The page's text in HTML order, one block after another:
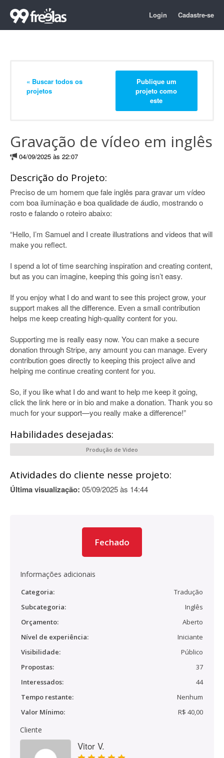
Login Cadastre-se
« Buscar todos os
projetos
Publique um
projeto como
este
Gravação de vídeo em inglês
04/09/2025 às 22:07
Descrição do Projeto:
Preciso de um homem que fale inglês para gravar um vídeo
com boa iluminação e boa qualidade de áudio, mostrando o
rosto e falando o roteiro abaixo:
“Hello, I’m Samuel and I create illustrations and videos that will
make you reflect.
I spend a lot of time searching inspiration and creating content,
but as you can imagine, keeping this going isn’t easy.
If you enjoy what I do and want to see this project grow, your
support makes all the difference. Even a small contribution
helps me keep creating high-quality content for you.
Supporting me is really easy now. You can make a secure
donation through Stripe, any amount you can manage. Every
contribution goes directly to keeping this project alive and
helping me continue creating content for you.
So, if you like what I do and want to help me keep it going,
click the link here or in bio and make a donation. Thank you so
much for your support—you really make a difference!”
Habilidades desejadas:
Produção de Video
Atividades do cliente nesse projeto:
Última visualização: 05/09/2025 às 14:44
Fechado
Informações adicionais
Categoria:
Tradução
Subcategoria:
Inglês
Orçamento:
Aberto
Nível de experiência:
Iniciante
Visibilidade:
Público
Propostas:
37
Interessados:
44
Tempo restante:
Nenhum
Valor Mínimo:
R$ 40,00
Cliente
Vitor V.